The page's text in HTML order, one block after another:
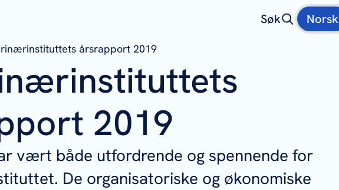
Søk Norsk
årsrapport 2019
2019
vært både utfordrende og spennende for
De organisatoriske og økonomiske